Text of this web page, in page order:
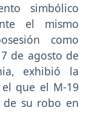
simbólico
el mismo
como
de agosto de
exhibió la
que el M-19
su robo en